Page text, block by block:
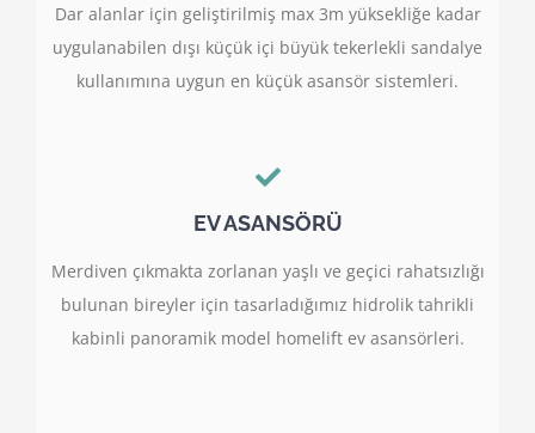
Dar alanlar için geliştirilmiş max 3m yüksekliğe kadar
uygulanabilen dışı küçük içi büyük tekerlekli sandalye
kullanımına uygun en küçük asansör sistemleri.
EV ASANSÖRÜ
Merdiven çıkmakta zorlanan yaşlı ve geçici rahatsızlığı
bulunan bireyler için tasarladığımız hidrolik tahrikli
kabinli panoramik model homelift ev asansörleri.